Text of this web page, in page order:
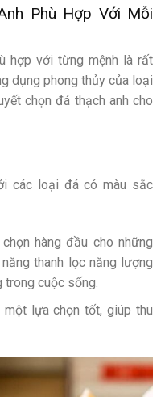
Phù Hợp Với Mỗi
hợp với từng mệnh là rất
dụng phong thủy của loại
chọn đá thạch anh cho
các loại đá có màu sắc
hàng đầu cho những
thanh lọc năng lượng
cuộc sống.
một lựa chọn tốt, giúp thu